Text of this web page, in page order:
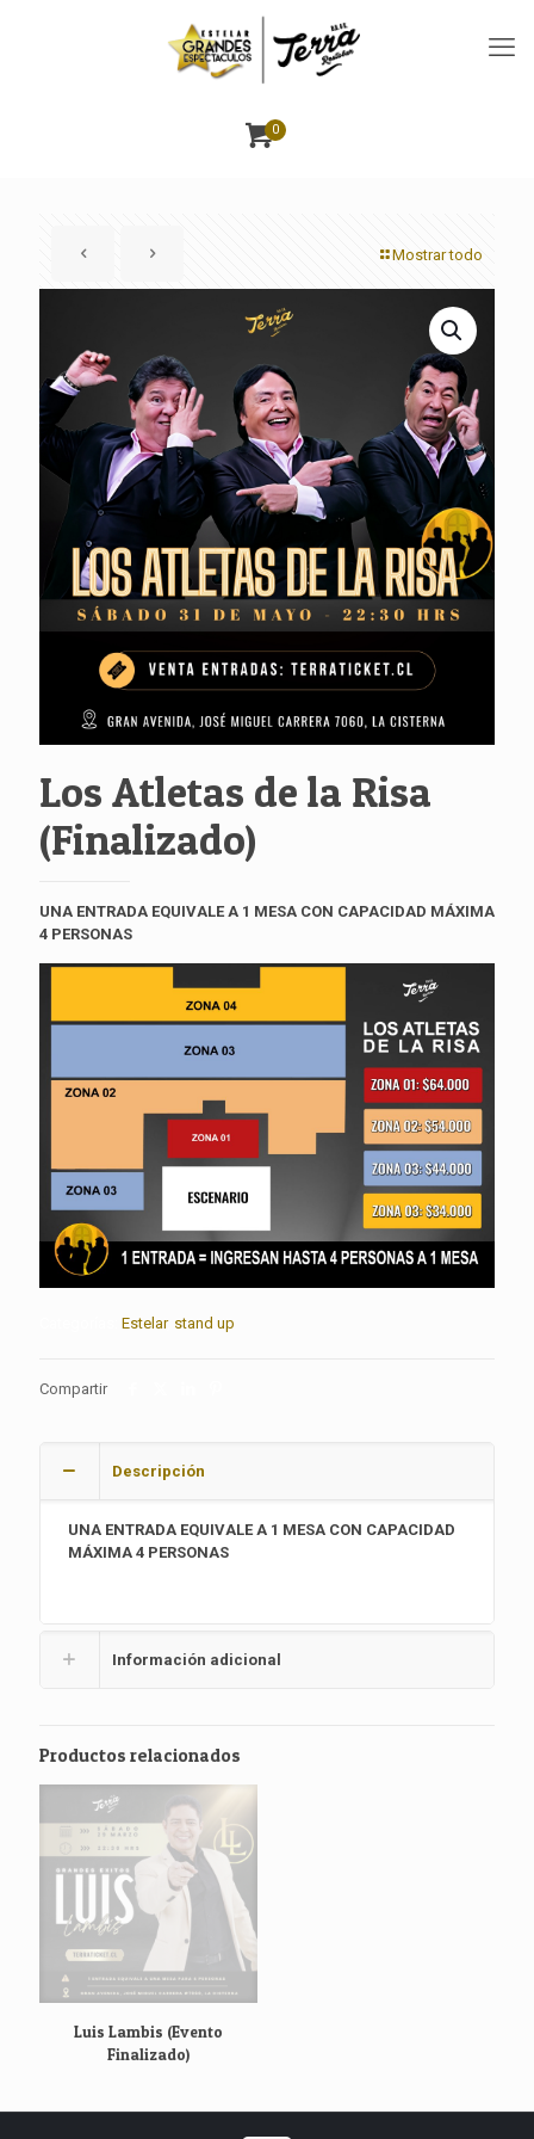
0
Mostrar todo
Los Atletas de la Risa
(Finalizado)
UNA ENTRADA EQUIVALE A 1 MESA CON CAPACIDAD MÁXIMA
4 PERSONAS
Estelar, stand up
Compartir
Descripción
UNA ENTRADA EQUIVALE A 1 MESA CON CAPACIDAD
MÁXIMA 4 PERSONAS
Información adicional
Productos relacionados
Luis Lambis (Evento
Finalizado)